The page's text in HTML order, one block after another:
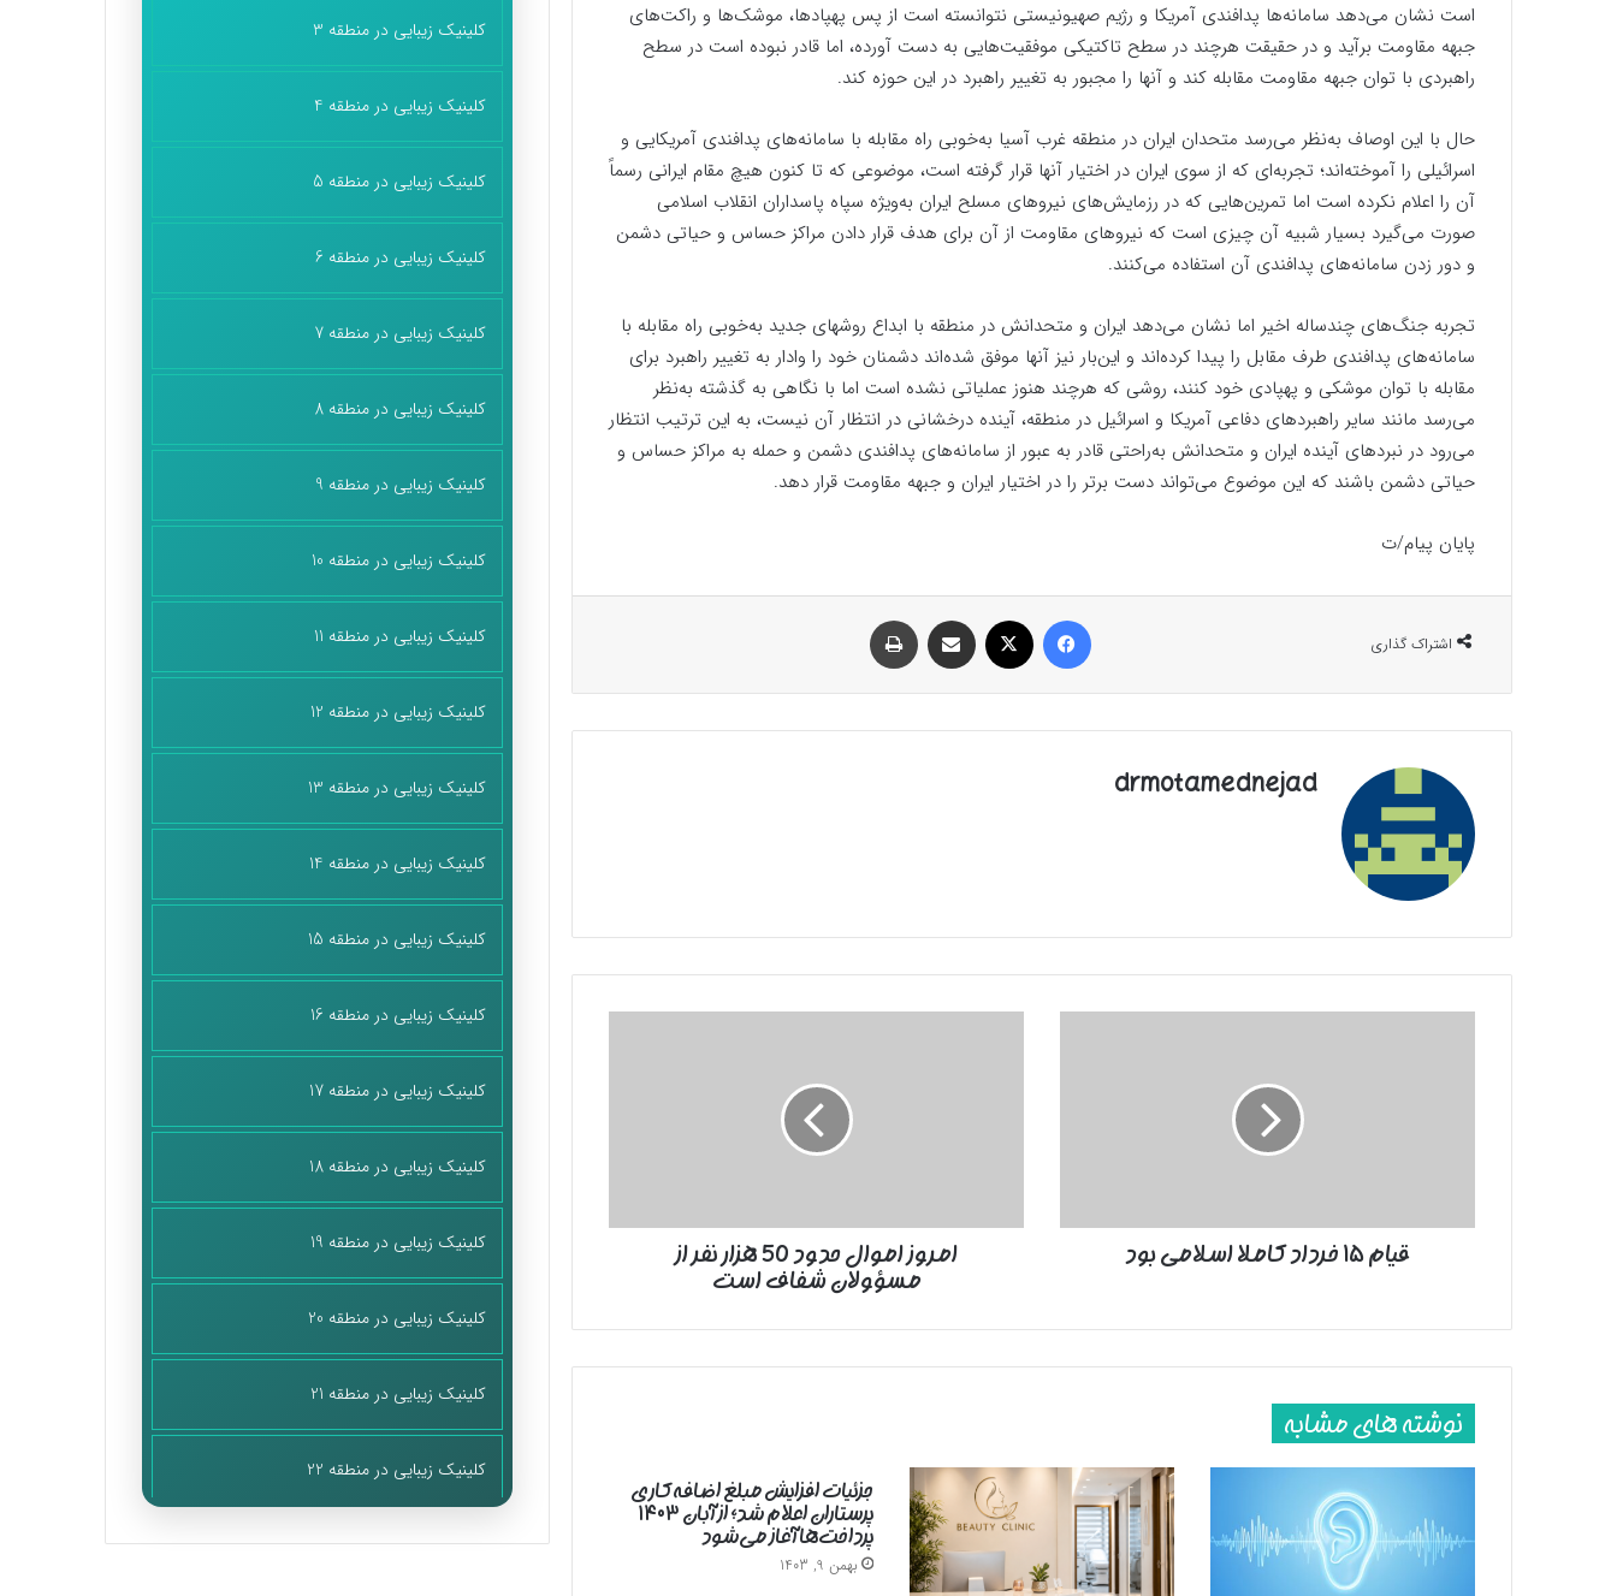
است نشان می‌دهد سامانه‌ها پدافندی آمریکا و رژیم صهیونیستی نتوانسته است از پس پهپاد‌ها، موشک‌ها و راکت‌های
جبهه مقاومت برآید و در حقیقت هرچند در سطح تاکتیکی موفقیت‌هایی به دست آورده، اما قادر نبوده است در سطح
راهبردی با توان جبهه مقاومت مقابله کند و آنها را مجبور به تغییر راهبرد در این حوزه کند.
حال با این اوصاف به‌نظر می‌رسد متحدان ایران در منطقه غرب آسیا به‌خوبی راه مقابله با سامانه‌های پدافندی آمریکایی و
اسرائیلی را آموخته‌اند؛ تجربه‌ای که از سوی ایران در اختیار آنها قرار گرفته است، موضوعی که تا کنون هیچ مقام ایرانی رسماً
آن را اعلام نکرده است اما تمرین‌هایی که در رزمایش‌های نیروهای مسلح ایران به‌ویژه سپاه پاسداران انقلاب اسلامی
صورت می‌گیرد بسیار شبیه آن چیزی است که نیروهای مقاومت از آن برای هدف قرار دادن مراکز حساس و حیاتی دشمن
و دور زدن سامانه‌های پدافندی آن استفاده می‌کنند.
تجربه جنگ‌های چندساله اخیر اما نشان می‌دهد ایران و متحدانش در منطقه با ابداع روشهای جدید به‌خوبی راه مقابله با
سامانه‌های پدافندی طرف مقابل را پیدا کرده‌اند و این‌بار نیز آنها موفق شده‌اند دشمنان خود را وادار به تغییر راهبرد برای
مقابله با توان موشکی و پهپادی خود کنند، روشی که هرچند هنوز عملیاتی نشده است اما با نگاهی به گذشته به‌نظر
می‌رسد مانند سایر راهبردهای دفاعی آمریکا و اسرائیل در منطقه،‌ آینده درخشانی در انتظار آن نیست، به این ترتیب انتظار
می‌رود در نبردهای آینده ایران و متحدانش به‌راحتی قادر به عبور از سامانه‌های پدافندی دشمن و حمله به مراکز حساس و
حیاتی دشمن باشند که این موضوع می‌تواند دست برتر را در اختیار ایران و جبهه مقاومت قرار دهد.
پایان پیام/ت
اشتراک گذاری
فیسبوک ایکس اشتراک گذاری با ایمیل
drmotamednejad
قیام ۱۵ خرداد کاملا اسلامی بود
شفاف
امروز اموال حدود 50 هزار نفر از
مسؤولان شفاف است
نوشته های مشابه
جزئیات افزایش مبلغ اضافه‌کاری
پرستاران اعلام شد؛ از آبان ۱۴۰۳
پرداخت‌ها آغاز می‌شود
بهمن 9, 1403
کلینیک زیبایی در منطقه 3
کلینیک زیبایی در منطقه 4
کلینیک زیبایی در منطقه 5
کلینیک زیبایی در منطقه 6
کلینیک زیبایی در منطقه 7
کلینیک زیبایی در منطقه 8
کلینیک زیبایی در منطقه 9
کلینیک زیبایی در منطقه 10
کلینیک زیبایی در منطقه 11
کلینیک زیبایی در منطقه 12
کلینیک زیبایی در منطقه 13
کلینیک زیبایی در منطقه 14
کلینیک زیبایی در منطقه 15
کلینیک زیبایی در منطقه 16
کلینیک زیبایی در منطقه 17
کلینیک زیبایی در منطقه 18
کلینیک زیبایی در منطقه 19
کلینیک زیبایی در منطقه 20
کلینیک زیبایی در منطقه 21
کلینیک زیبایی در منطقه 22